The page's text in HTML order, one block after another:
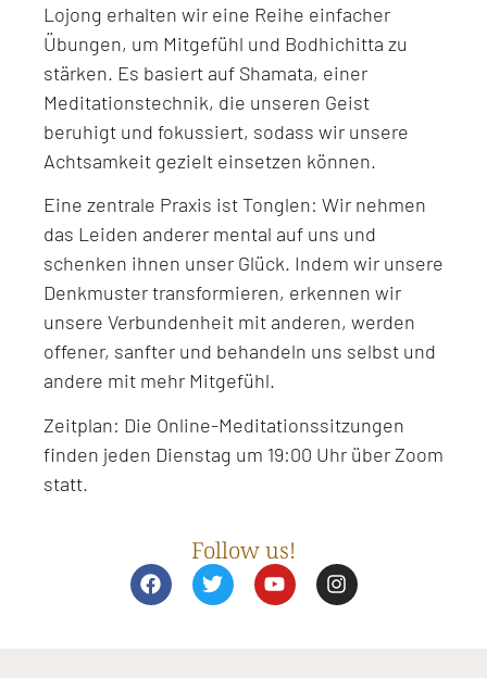
Lojong erhalten wir eine Reihe einfacher
Übungen, um Mitgefühl und Bodhichitta zu
stärken. Es basiert auf Shamata, einer
Meditationstechnik, die unseren Geist
beruhigt und fokussiert, sodass wir unsere
Achtsamkeit gezielt einsetzen können.
Eine zentrale Praxis ist Tonglen: Wir nehmen
das Leiden anderer mental auf uns und
schenken ihnen unser Glück. Indem wir unsere
Denkmuster transformieren, erkennen wir
unsere Verbundenheit mit anderen, werden
offener, sanfter und behandeln uns selbst und
andere mit mehr Mitgefühl.
Zeitplan: Die Online-Meditationssitzungen
finden jeden Dienstag um 19:00 Uhr über Zoom
statt.
Follow us!
F
a
c
T
w
i
Y
o
u
I
n
s